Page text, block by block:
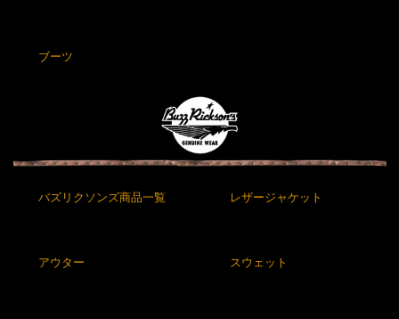
ブーツ
バズリクソンズ商品一覧 レザージャケット
アウター スウェット